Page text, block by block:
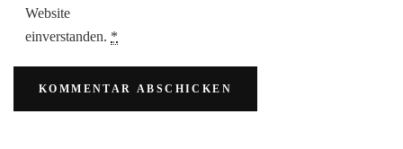
Website
einverstanden. *